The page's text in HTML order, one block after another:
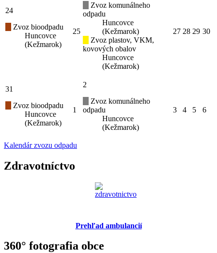
24
Zvoz bioodpadu
Huncovce
(Kežmarok)
25
Zvoz komunálneho
odpadu
Huncovce
(Kežmarok)
Zvoz plastov, VKM,
kovových obalov
Huncovce
(Kežmarok)
27 28 29 30
31
Zvoz bioodpadu
Huncovce
(Kežmarok)
1
2
Zvoz komunálneho
odpadu
Huncovce
(Kežmarok)
3 4 5 6
Kalendár zvozu odpadu
Zdravotníctvo
Prehľad ambulancií
360° fotografia obce